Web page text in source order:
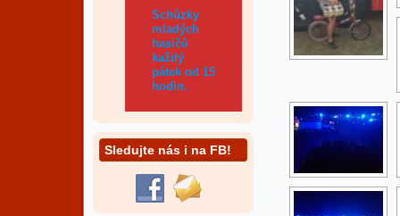
Schůzky
mladých
hasičů
každý
pátek od 15
hodin.
Sledujte nás i na FB!